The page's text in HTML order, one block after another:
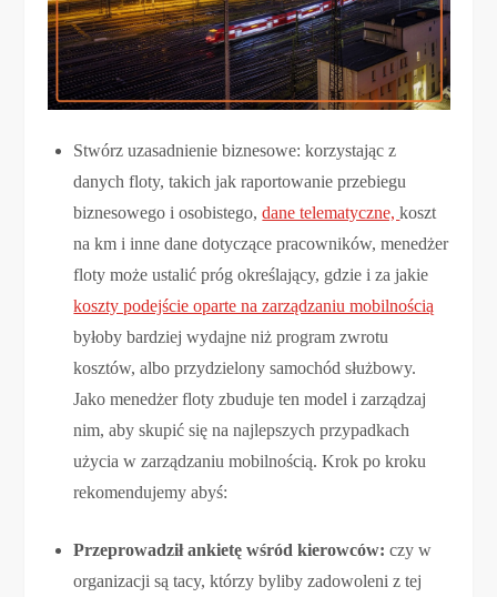
Stwórz uzasadnienie biznesowe: korzystając z
danych floty, takich jak raportowanie przebiegu
biznesowego i osobistego,dane telematyczne,koszt
na km i inne dane dotyczące pracowników, menedżer
floty może ustalić próg określający, gdzie i za jakie
koszty podejście oparte na zarządzaniu mobilnością
byłoby bardziej wydajne niż program zwrotu
kosztów, albo przydzielony samochód służbowy.
Jako menedżer floty zbuduje ten model i zarządzaj
nim, aby skupić się na najlepszych przypadkach
użycia w zarządzaniu mobilnością. Krok po kroku
rekomendujemy abyś:
Przeprowadził ankietę wśród kierowców:czy w
organizacji są tacy, którzy byliby zadowoleni z tej